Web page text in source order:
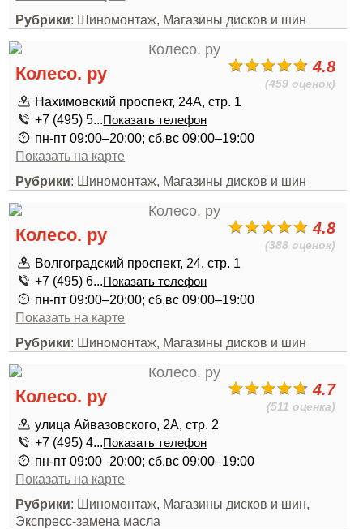
Рубрики: Шиномонтаж, Магазины дисков и шин
4.8
(459 оценок)
Колесо. ру
Нахимовский проспект, 24А, стр. 1
+7 (495) 5...Показать телефон
пн-пт 09:00–20:00; сб,вс 09:00–19:00
Показать на карте
Рубрики: Шиномонтаж, Магазины дисков и шин
4.8
(388 оценок)
Колесо. ру
Волгоградский проспект, 24, стр. 1
+7 (495) 6...Показать телефон
пн-пт 09:00–20:00; сб,вс 09:00–19:00
Показать на карте
Рубрики: Шиномонтаж, Магазины дисков и шин
4.7
(511 оценка)
Колесо. ру
улица Айвазовского, 2А, стр. 2
+7 (495) 4...Показать телефон
пн-пт 09:00–20:00; сб,вс 09:00–19:00
Показать на карте
Рубрики: Шиномонтаж, Магазины дисков и шин,
Экспресс-замена масла